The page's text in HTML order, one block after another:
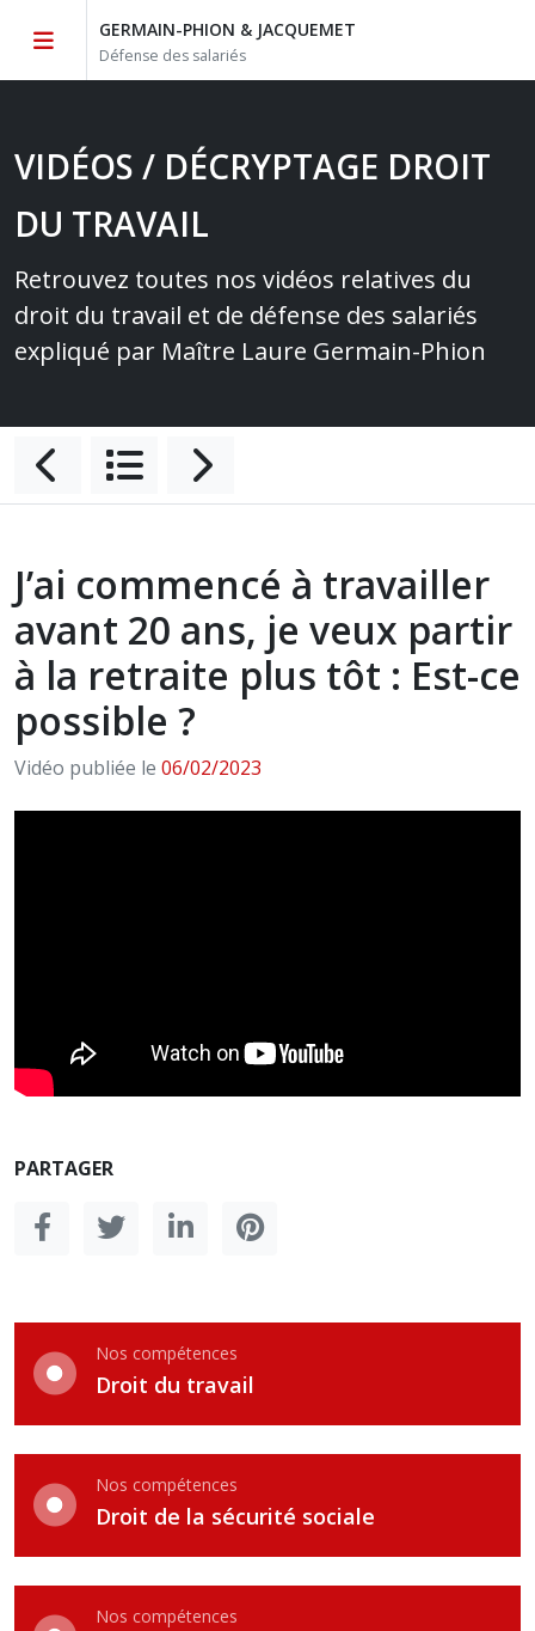
GERMAIN-PHION & JACQUEMET
Défense des salariés
VIDÉOS / DÉCRYPTAGE DROIT
DU TRAVAIL
Retrouvez toutes nos vidéos relatives du
droit du travail et de défense des salariés
expliqué par Maître Laure Germain-Phion
J’ai commencé à travailler
avant 20 ans, je veux partir
à la retraite plus tôt : Est-ce
possible ?
Vidéo publiée le 06/02/2023
PARTAGER
Nos compétences
Droit du travail
Nos compétences
Droit de la sécurité sociale
Nos compétences